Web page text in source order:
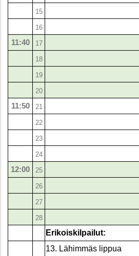
15
16
11:40 17
18
19
20
11:50 21
22
23
24
12:00 25
26
27
28
Erikoiskilpailut:
13. Lähimmäs lippua